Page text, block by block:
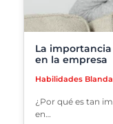
La
en la empresa
Habilidades
¿Por qué es tan
en…